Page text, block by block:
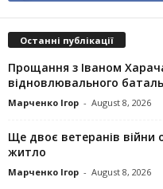
Останні публікації
Прощання з Іваном
відновлювального
Марченко Ігор - August 8, 2026
Ще двоє ветеранів війни
житло
Марченко Ігор - August 8, 2026